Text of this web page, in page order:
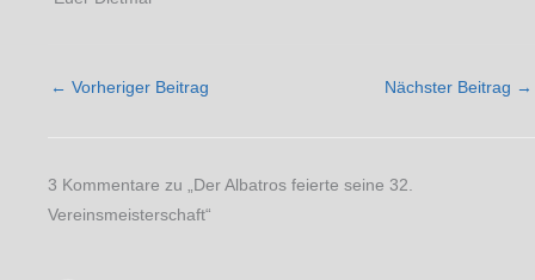
← Vorheriger Beitrag Nächster Beitrag →
3 Kommentare zu „Der Albatros feierte seine 32.
Vereinsmeisterschaft“